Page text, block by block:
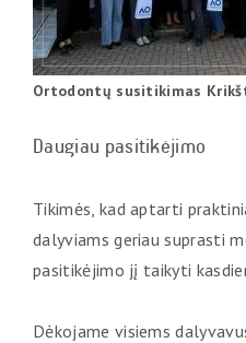
Ortodontų susitikimas
Daugiau pasitikėjimo
Tikimės, kad aptarti
dalyviams geriau suprasti
pasitikėjimo jį taikyti
Dėkojame visiems